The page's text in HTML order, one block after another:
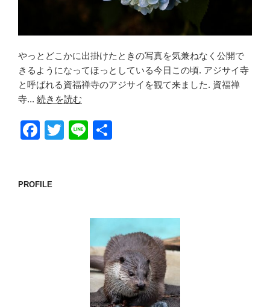
やっとどこかに出掛けたときの写真を気兼ねなく公開で
きるようになってほっとしている今日この頃. アジサイ寺
と呼ばれる資福禅寺のアジサイを観て来ました. 資福禅
寺... 続きを読む
F
e
T
Li
PROFILE